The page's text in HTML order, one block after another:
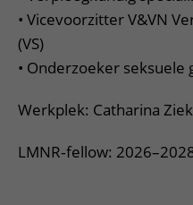
• Vicevoorzitter V&VN
(VS)
• Onderzoeker seksuele
Werkplek: Catharina
LMNR‑fellow: